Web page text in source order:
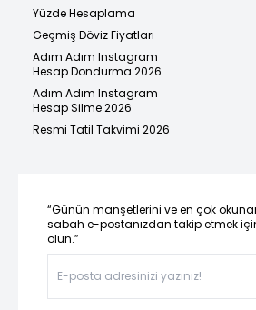
Yüzde Hesaplama
Geçmiş Döviz Fiyatları
Adım Adım Instagram
Hesap Dondurma 2026
Adım Adım Instagram
Hesap Silme 2026
Resmi Tatil Takvimi 2026
“Günün manşetlerini ve en çok
sabah e-postanızdan takip etmek
olun.”